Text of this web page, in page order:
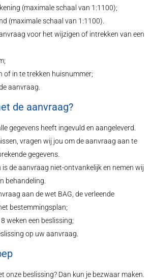
(maximale schaal van 1:1100);
(maximale schaal van 1:1100).
voor het wijzigen of intrekken van een
of in te trekken huisnummer;
aanvraag.
de aanvraag?
gegevens heeft ingevuld en aangeleverd.
vragen wij jou om de aanvraag aan te
gegevens.
is de aanvraag niet-ontvankelijk en nemen wij
behandeling.
aan de wet BAG, de verleende
bestemmingsplan;
weken een beslissing;
op uw aanvraag.
onze beslissing? Dan kun je bezwaar maken.